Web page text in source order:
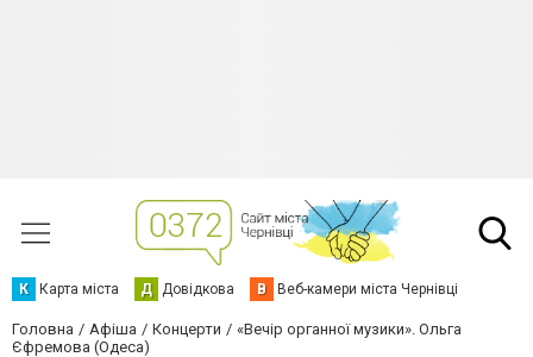
К Карта міста Д Довідкова В Веб-камери міста Чернівці
Головна Афіша Концерти
«Вечір органної музики». Ольга
Єфремова (Одеса)